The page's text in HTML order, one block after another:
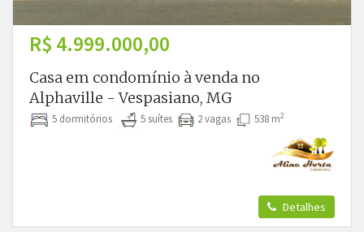
R$ 4.999.000,00
Casa em condomínio à venda no
Alphaville - Vespasiano, MG
5 dormitórios 5 suítes 2 vagas 538 m2
Detalhes